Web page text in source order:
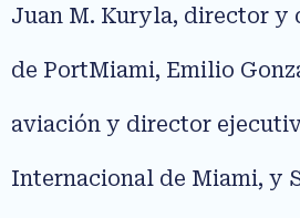
Juan M. Kuryla, director y
de PortMiami, Emilio
aviación y director
Internacional de Miami, y